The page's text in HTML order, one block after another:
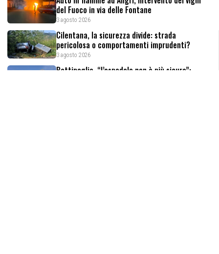
del Fuoco in via delle Fontane
3 agosto 2026
Cilentana, la sicurezza divide: strada
pericolosa o comportamenti imprudenti?
3 agosto 2026
Battipaglia, “l’ospedale non è più sicuro”: